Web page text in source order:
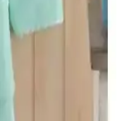
Yüksek
yüksek emiciliği
rahatlık sağlar,
Bornoz: